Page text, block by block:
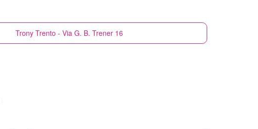
Trony Trento - Via G. B. Trener 16